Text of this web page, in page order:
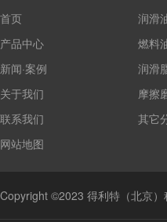
首页
产品中心
新闻·案例
关于我们
联系我们
网站地图
润滑
燃料
润滑
摩擦
其它
Copyright ©2023 得利特（北京）